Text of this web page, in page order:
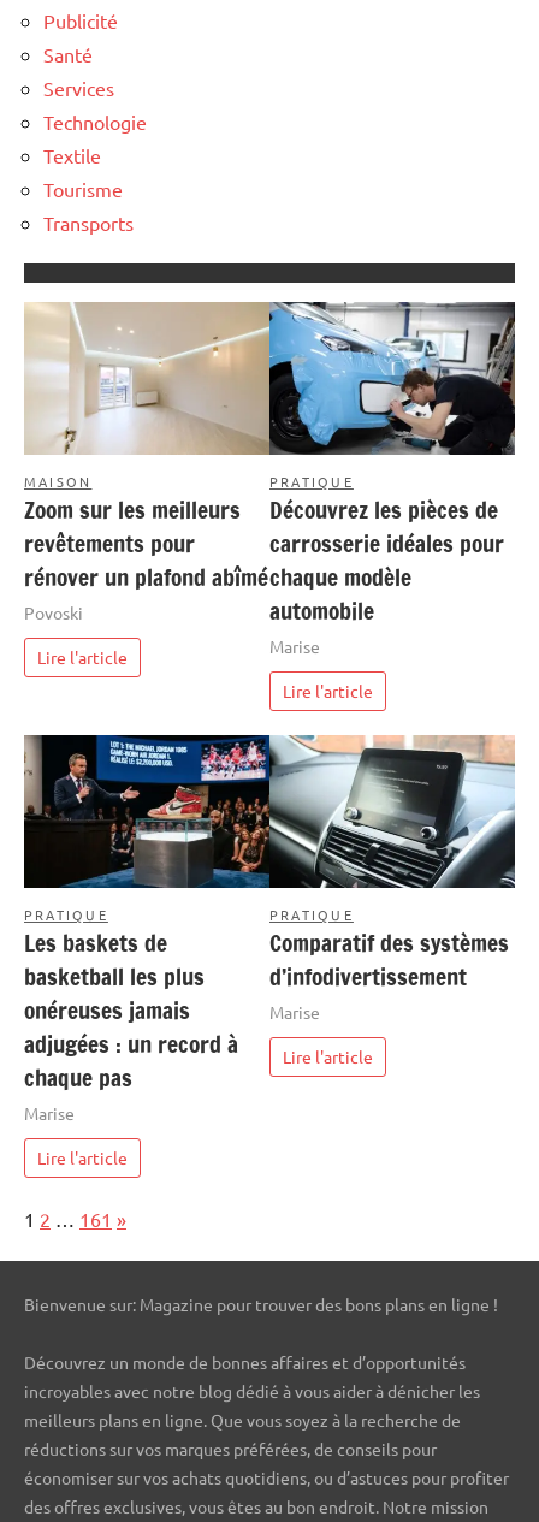
Publicité
Santé
Services
Technologie
Textile
Tourisme
Transports
MAISON
Zoom sur les meilleurs
revêtements pour
rénover un plafond abîmé
Povoski
Lire l'article
PRATIQUE
Découvrez les pièces de
carrosserie idéales pour
chaque modèle
automobile
Marise
Lire l'article
PRATIQUE
Les baskets de
basketball les plus
onéreuses jamais
adjugées : un record à
chaque pas
Marise
Lire l'article
PRATIQUE
Comparatif des systèmes
d’infodivertissement
Marise
Lire l'article
Page:
1 2 161 Next
»
Bienvenue sur: Magazine pour trouver des bons plans en ligne !
Découvrez un monde de bonnes affaires et d’opportunités
incroyables avec notre blog dédié à vous aider à dénicher les
meilleurs plans en ligne. Que vous soyez à la recherche de
réductions sur vos marques préférées, de conseils pour
économiser sur vos achats quotidiens, ou d’astuces pour profiter
des offres exclusives, vous êtes au bon endroit. Notre mission